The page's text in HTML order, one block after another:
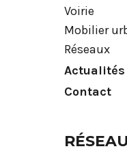
Voirie
Mobilier
Réseaux
Actualités
Contact